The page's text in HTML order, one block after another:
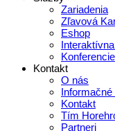
Zariadenia
Zľavová
Eshop
Konferencie
Kontakt
O nás
Informačné
Kontakt
Tím
Partneri